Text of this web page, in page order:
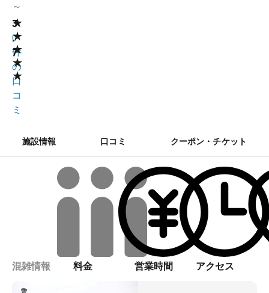
～
★
★
★
★
★
3
.
7
3
0
件
の
口
コ
ミ
施設情報 口コミ クーポン・チケット
混雑情報 料金 営業時間 アクセス